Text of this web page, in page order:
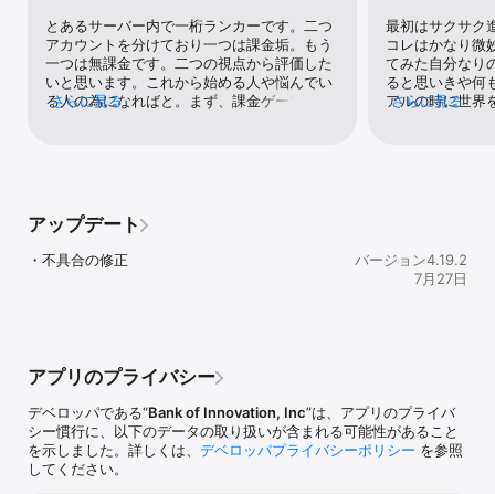
◆GAME：
・操作は簡単、フルオートバトルと高い戦略性の共存
・Live2Dによる見ごたえのあるバトルアクション
・ゲームから離れている間も少女たちが戦い、どんどん強くなる
「放置システム」
◆SOUND：
過酷な過去や運命を背負う少女たち
少女たち一人ひとりの想いを歌唱で表現した「ラメント」
ゲームミュージックの枠に捉われない最高品質のBGM
多彩なハイクオリティサウンドが世界観と濃密に組み合わさった新
イリア(CV: 花澤香菜) (SONG: Daoko)
アイリス(CV: 水瀬いのり) (SONG: Hakubi)
ソルティーナ(CV: 南條愛乃) (SONG: コレサワ)
アムレート(CV: 種﨑敦美) (SONG: あたらよ)
フェンリル(CV: 髙橋ミナミ)(SONG: 鹿乃)
フレイシア(CV: 堀江由衣）(SONG: 井上苑子)
とあるサーバー内で一桁ランカーです。二つ
アカウントを分けており一つは課金垢。もう
一つは無課金です。二つの視点から評価した
いと思います。これから始める人や悩んでい
る人の為になればと。まず、課金ゲーではあ
力600万もあればワイワイギルドに全然入れ
ますし努力次第です。イベントキャラを凸し
たい人は無課金では無理です。しかし恒常キ
ャラでもとてつもない強さ誇る奴もいます
てください。のんびりやりたい人、無課金で
やりたい人でも全然遊べます。赤玉足りない
課金しないと無理だとか、、赤玉ですがたし
かに足りないです。無課金だときついでしょ
う。しかし、祈りや神殿に行けば全然手に入
ります。あとはアイテムの使い方次第です。
さらに見る
最初はサクサク
コレはかなり微
てみた自分なり
ると思いきや何
アルの時に世界
週間で10連も
突然出てくる、
消費も半端な
有るがしっかり
る。◇放置ゲー
るのに時間が決
さらに見る
アップデート
・不具合の修正
バージョン4.19.2
7月27日
アプリのプライバシー
デベロッパである“Bank of Innovation, Inc”は、アプリのプライバ
シー慣行に、以下のデータの取り扱いが含まれる可能性があること
を示しました。詳しくは、 デベロッパプライバシーポリシー を参照
してください。